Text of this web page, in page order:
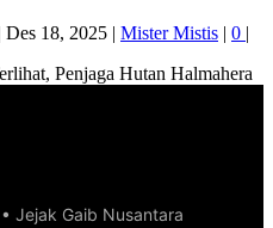
Des 18, 2025 | Mister Mistis | 0 |
Jejak Gaib Nusantara